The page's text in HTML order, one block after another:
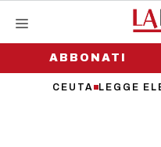
contenutoABBONATI
CEUTA LEGGE